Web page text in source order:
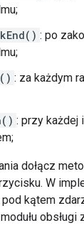
: po
: za każdym
: przy każdej
dołącz
W
kątem
obsługi